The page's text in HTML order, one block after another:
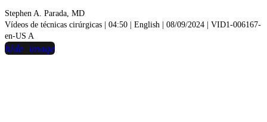
Stephen A. Parada, MD
Vídeos de técnicas cirúrgicas | 04:50 | English | 08/09/2024 | VID1-006167-
en-US A
hide_image